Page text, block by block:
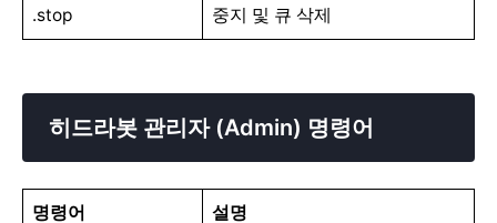
.stop 중지 및 큐 삭제
히드라봇 관리자 (Admin) 명령어
명령어 설명